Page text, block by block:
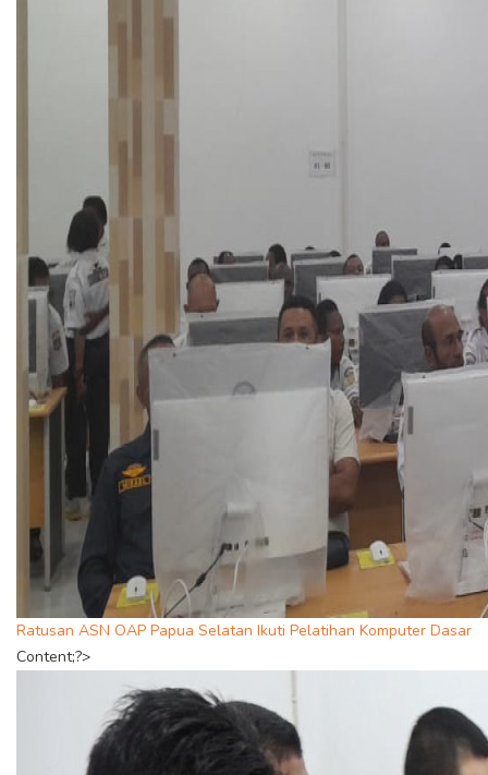
Ratusan ASN OAP Papua Selatan Ikuti Pelatihan Komputer Dasar
Content;?>